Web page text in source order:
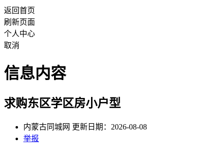
返回首页
刷新页面
个人中心
取消
信息内容
求购东区学区房小户型
内蒙古同城网 更新日期：2026-08-08
举报